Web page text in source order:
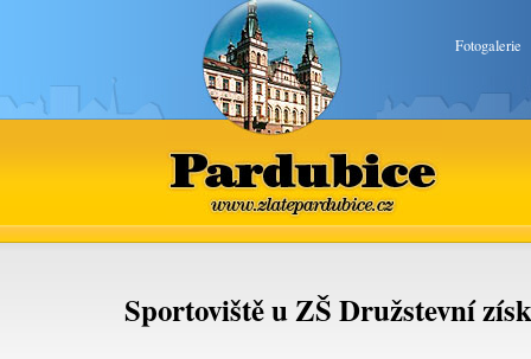
Fotogalerie
Pardubice
www.zlatepardubice.cz
Sportoviště u ZŠ Družstevní